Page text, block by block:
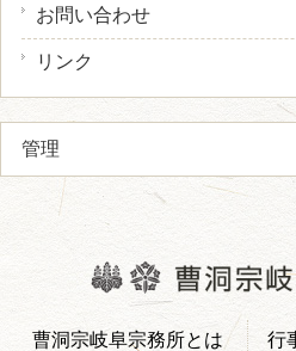
お問い合わせ
リンク
管理
曹洞宗岐阜宗務所とは 行